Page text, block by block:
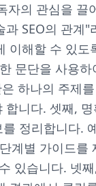
자의 관심을 끌
과 SEO의 관계"
이해할 수 있도
문단을 사용하
하나의 주제
합니다. 셋째,
정리합니다.
계별 가이드를
있습니다. 넷